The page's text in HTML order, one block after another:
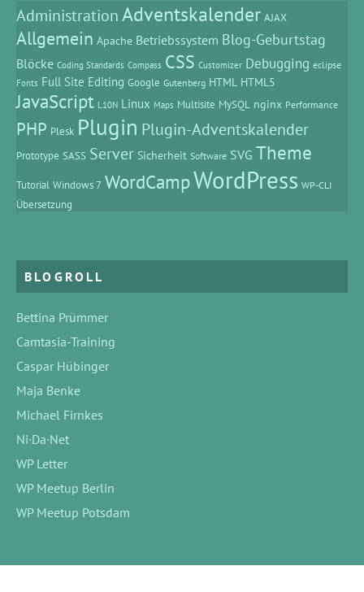
AdministrationAdventskalender AJAX
Allgemein Apache Betriebssystem Blog-Geburtstag
Blöcke Coding Standards Compass CSS Customizer Debugging eclipse
Fonts Full Site Editing Google Gutenberg HTML HTML5
JavaScript L10N Linux Maps Multisite MySQL nginx Performance
PHP Plesk Plugin Plugin-Adventskalender
Prototype SASS Server Sicherheit Software SVG Theme
Tutorial Windows 7 WordCampWordPress WP-CLI
Übersetzung
BLOGROLL
Bettina Prümmer
Camtasia-Training
Caspar Hübinger
Maja Benke
Michael Firnkes
Ni·Da·Net
WP Letter
WP Meetup Berlin
WP Meetup Potsdam